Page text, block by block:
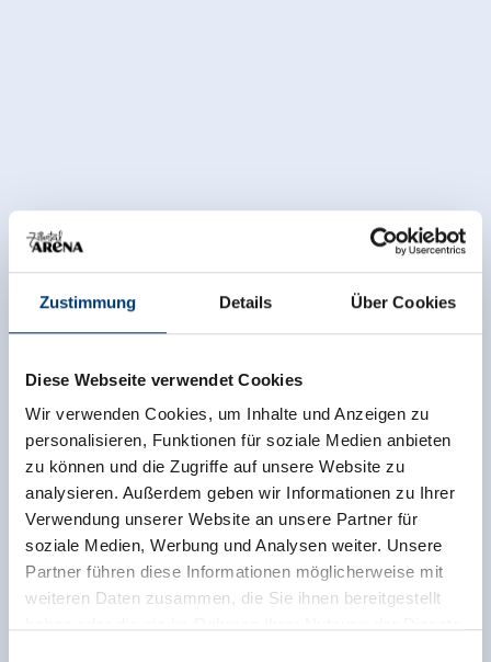
Zustimmung Details Über Cookies
Diese Webseite verwendet Cookies
Wir verwenden Cookies, um Inhalte und Anzeigen zu
personalisieren, Funktionen für soziale Medien anbieten
zu können und die Zugriffe auf unsere Website zu
analysieren. Außerdem geben wir Informationen zu Ihrer
Verwendung unserer Website an unsere Partner für
soziale Medien, Werbung und Analysen weiter. Unsere
Partner führen diese Informationen möglicherweise mit
weiteren Daten zusammen, die Sie ihnen bereitgestellt
Zurück zur Übersicht
Jetzt für den newsletter